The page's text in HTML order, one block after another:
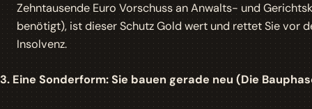
Zehntausende Euro Vorschuss an Anwalts- und
benötigt), ist dieser Schutz Gold wert und rettet Sie vor
Insolvenz.
3. Eine Sonderform: Sie bauen gerade neu (Die